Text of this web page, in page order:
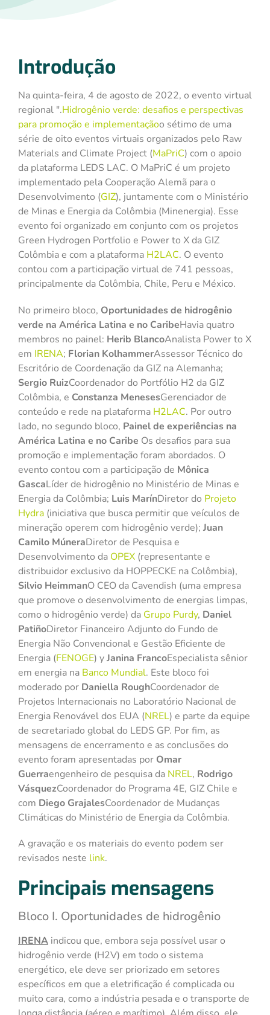
Introdução
Na quinta-feira, 4 de agosto de 2022, o evento virtual
regional ".Hidrogênio verde: desafios e perspectivas
para promoção e implementaçãoo sétimo de uma
série de oito eventos virtuais organizados pelo Raw
Materials and Climate Project (MaPriC) com o apoio
da plataforma LEDS LAC. O MaPriC é um projeto
implementado pela Cooperação Alemã para o
Desenvolvimento (GIZ), juntamente com o Ministério
de Minas e Energia da Colômbia (Minenergia). Esse
evento foi organizado em conjunto com os projetos
Green Hydrogen Portfolio e Power to X da GIZ
Colômbia e com a plataforma H2LAC. O evento
contou com a participação virtual de 741 pessoas,
principalmente da Colômbia, Chile, Peru e México.
No primeiro bloco, Oportunidades de hidrogênio
verde na América Latina e no CaribeHavia quatro
membros no painel: Herib BlancoAnalista Power to X
em IRENA; Florian KolhammerAssessor Técnico do
Escritório de Coordenação da GIZ na Alemanha;
Sergio RuizCoordenador do Portfólio H2 da GIZ
Colômbia, e Constanza MenesesGerenciador de
conteúdo e rede na plataforma H2LAC. Por outro
lado, no segundo bloco, Painel de experiências na
América Latina e no Caribe Os desafios para sua
promoção e implementação foram abordados. O
evento contou com a participação de Mônica
GascaLíder de hidrogênio no Ministério de Minas e
Energia da Colômbia; Luis MarínDiretor do Projeto
Hydra (iniciativa que busca permitir que veículos de
mineração operem com hidrogênio verde); Juan
Camilo MúneraDiretor de Pesquisa e
Desenvolvimento da OPEX (representante e
distribuidor exclusivo da HOPPECKE na Colômbia),
Silvio HeimmanO CEO da Cavendish (uma empresa
que promove o desenvolvimento de energias limpas,
como o hidrogênio verde) da Grupo Purdy, Daniel
PatiñoDiretor Financeiro Adjunto do Fundo de
Energia Não Convencional e Gestão Eficiente de
Energia (FENOGE) yJanina FrancoEspecialista sênior
em energia na Banco Mundial. Este bloco foi
moderado por Daniella RoughCoordenador de
Projetos Internacionais no Laboratório Nacional de
Energia Renovável dos EUA (NREL) e parte da equipe
de secretariado global do LEDS GP. Por fim, as
mensagens de encerramento e as conclusões do
evento foram apresentadas por Omar
Guerraengenheiro de pesquisa da NREL, Rodrigo
VásquezCoordenador do Programa 4E, GIZ Chile e
com Diego GrajalesCoordenador de Mudanças
Climáticas do Ministério de Energia da Colômbia.
A gravação e os materiais do evento podem ser
revisados neste link.
Principais mensagens
Bloco I. Oportunidades de hidrogênio
IRENA indicou que, embora seja possível usar o
hidrogênio verde (H2V) em todo o sistema
energético, ele deve ser priorizado em setores
específicos em que a eletrificação é complicada ou
muito cara, como a indústria pesada e o transporte de